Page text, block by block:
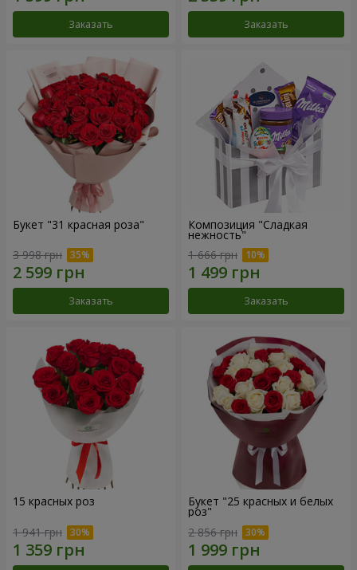
Заказать Заказать
Букет "31 красная роза"
3 998 грн
Заказать
Композиция "Сладкая
нежность"
1 666 грн
Заказать
15 красных роз
1 941 грн
Букет "25 красных и белых
роз"
2 856 грн